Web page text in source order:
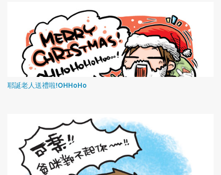
耶誕老人送禮啦!OHHoHo